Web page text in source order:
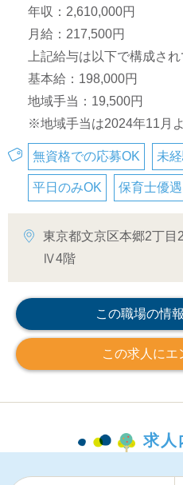
年収：2,610,000円
月給：217,500円
上記給与は以下で構成され
基本給：198,000円
地域手当：19,500円
※地域手当は2024年11月
無資格での応募OK 未
平日のみOK 保育士優遇
東京都文京区本郷2丁
Ⅳ4階
この職場の情
この求人にエ
求人